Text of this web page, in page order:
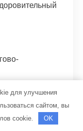
для улучшения
сайтом, вы
cookie.
OK